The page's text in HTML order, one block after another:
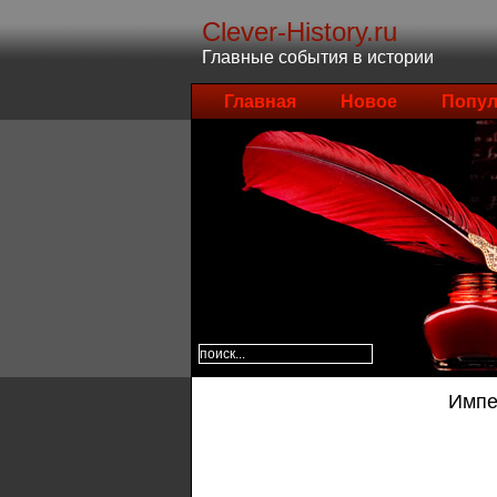
Clever-History.ru
Главные события в истории
Главная Новое